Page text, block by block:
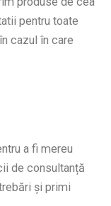
pentru toate
cazul în care
a fi mereu
de consultanță
și primi